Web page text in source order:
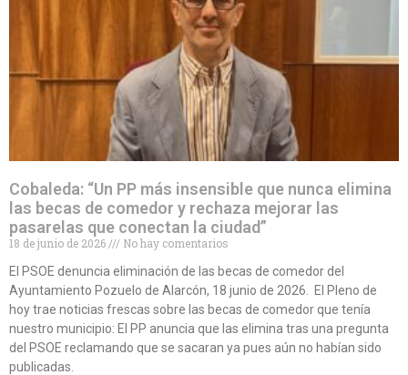
Cobaleda: “Un PP más insensible que nunca elimina
las becas de comedor y rechaza mejorar las
pasarelas que conectan la ciudad”
18 de junio de 2026
No hay comentarios
El PSOE denuncia eliminación de las becas de comedor del
Ayuntamiento Pozuelo de Alarcón, 18 junio de 2026. El Pleno de
hoy trae noticias frescas sobre las becas de comedor que tenía
nuestro municipio: El PP anuncia que las elimina tras una pregunta
del PSOE reclamando que se sacaran ya pues aún no habían sido
publicadas.